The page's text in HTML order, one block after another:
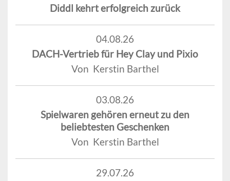
Diddl kehrt erfolgreich zurück
04.08.26
DACH-Vertrieb für Hey Clay und Pixio
Von Kerstin Barthel
03.08.26
Spielwaren gehören erneut zu den
beliebtesten Geschenken
Von Kerstin Barthel
29.07.26